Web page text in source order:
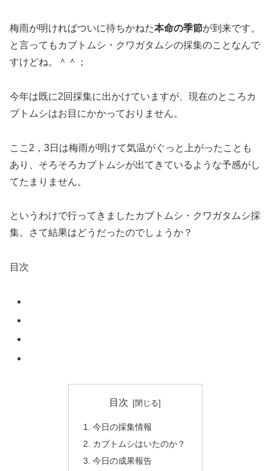
梅雨が明ければついに待ちかねた本命の季節が到来です。
と言ってもカブトムシ・クワガタムシの採集のことなんで
すけどね。＾＾；
今年は既に2回採集に出かけていますが、現在のところカ
ブトムシはお目にかかっておりません。
ここ2，3日は梅雨が明けて気温がぐっと上がったことも
あり、そろそろカブトムシが出てきているような予感がし
てたまりません。
というわけで行ってきましたカブトムシ・クワガタムシ採
集。さて結果はどうだったのでしょうか？
目次
目次
今日の採集情報
カブトムシはいたのか？
今日の成果報告